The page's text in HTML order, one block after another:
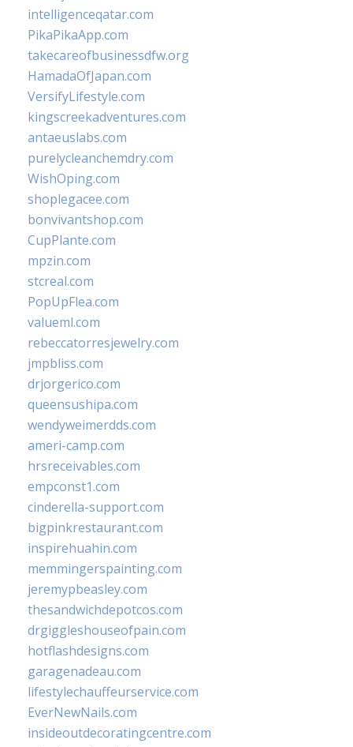
intelligenceqatar.com
PikaPikaApp.com
takecareofbusinessdfw.org
HamadaOfJapan.com
VersifyLifestyle.com
kingscreekadventures.com
antaeuslabs.com
purelycleanchemdry.com
WishOping.com
shoplegacee.com
bonvivantshop.com
CupPlante.com
mpzin.com
stcreal.com
PopUpFlea.com
valueml.com
rebeccatorresjewelry.com
jmpbliss.com
drjorgerico.com
queensushipa.com
wendyweimerdds.com
ameri-camp.com
hrsreceivables.com
empconst1.com
cinderella-support.com
bigpinkrestaurant.com
inspirehuahin.com
memmingerspainting.com
jeremypbeasley.com
thesandwichdepotcos.com
drgiggleshouseofpain.com
hotflashdesigns.com
garagenadeau.com
lifestylechauffeurservice.com
EverNewNails.com
insideoutdecoratingcentre.com